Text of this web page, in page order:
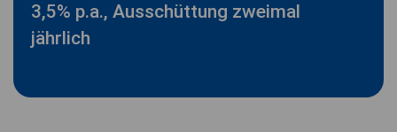
3,5% p.a., Ausschüttung zweimal
jährlich